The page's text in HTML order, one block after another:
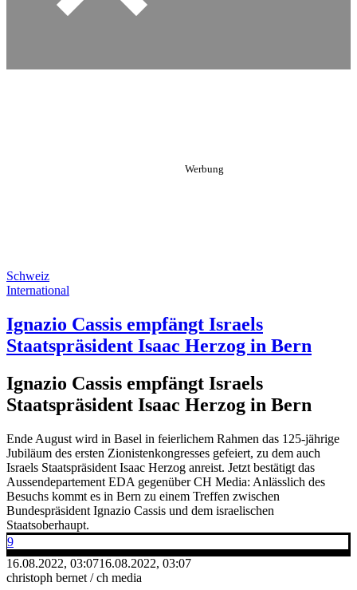
Schweiz
International
Ignazio Cassis empfängt Israels
Staatspräsident Isaac Herzog in Bern
Ignazio Cassis empfängt Israels
Staatspräsident Isaac Herzog in Bern
Ende August wird in Basel in feierlichem Rahmen das 125-jährige
Jubiläum des ersten Zionistenkongresses gefeiert, zu dem auch
Israels Staatspräsident Isaac Herzog anreist. Jetzt bestätigt das
Aussendepartement EDA gegenüber CH Media: Anlässlich des
Besuchs kommt es in Bern zu einem Treffen zwischen
Bundespräsident Ignazio Cassis und dem israelischen
Staatsoberhaupt.
9
16.08.2022, 03:0716.08.2022, 03:07
christoph bernet / ch media